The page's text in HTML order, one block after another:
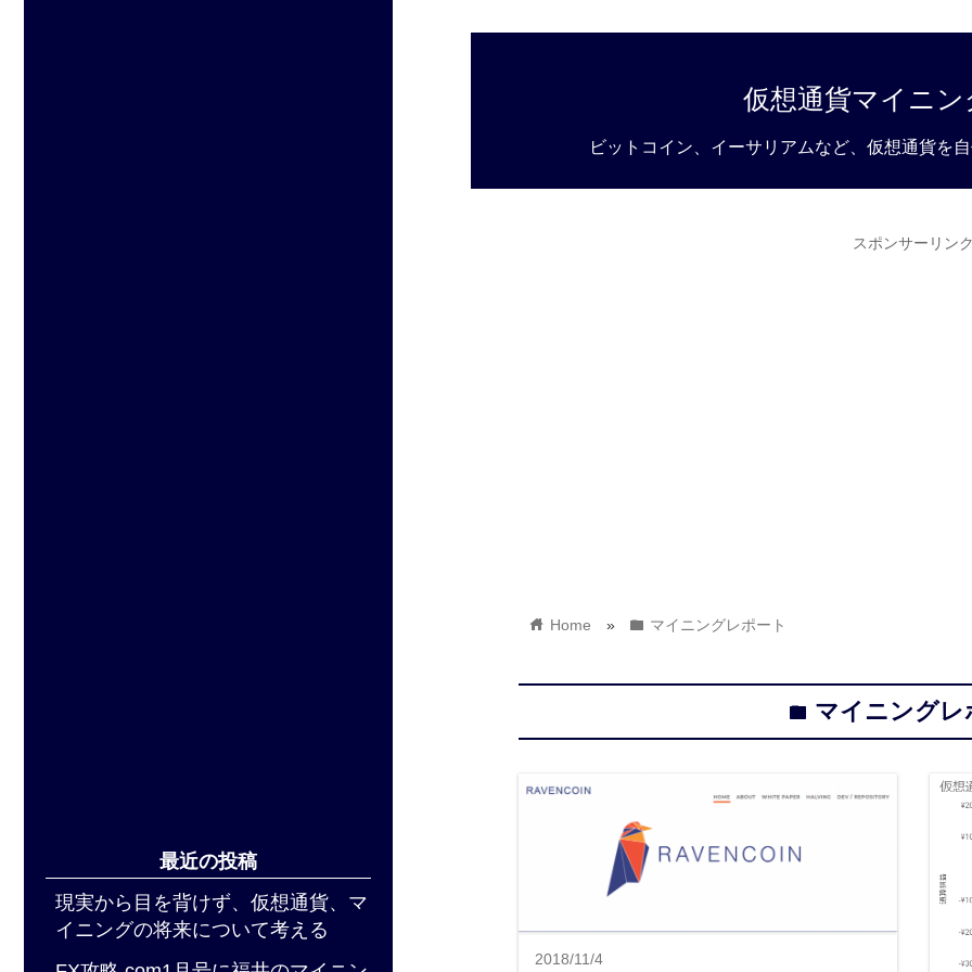
仮想通貨マイニ
ビットコイン、イーサリアムなど、仮想通貨を
スポンサーリン
home Home » folder マイニングレポート
folder マイニングレ
2018/11/4
最近の投稿
現実から目を背けず、仮想通貨、マ
イニングの将来について考える